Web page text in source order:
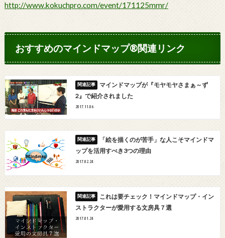
http://www.kokuchpro.com/event/171125mmr/
おすすめのマインドマップ®関連リンク
マインドマップが『モヤモヤさまぁ～ず
2』で紹介されました
2017.11.06
「絵を描くのが苦手」な人こそマインドマ
ップを活用すべき3つの理由
2017.02.24
これは要チェック！マインドマップ・イン
ストラクターが愛用する文房具７選
2017.01.24